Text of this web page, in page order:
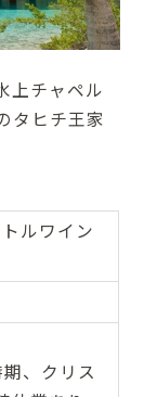
上チャペル
タヒチ王家
ルワイン
、クリス